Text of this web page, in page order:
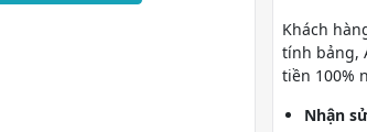
Khách
tính bảng,
tiền 100%
Nhận